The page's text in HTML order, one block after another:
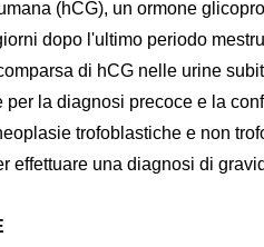
(hCG), un ormone
dopo l'ultimo periodo
di hCG nelle urine
per la diagnosi precoce e la
trofoblastiche e non
effettuare una diagnosi di